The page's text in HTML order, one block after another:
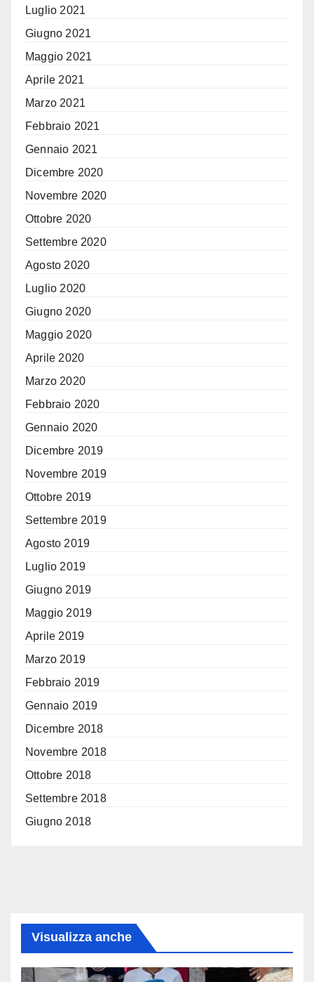
Luglio 2021
Giugno 2021
Maggio 2021
Aprile 2021
Marzo 2021
Febbraio 2021
Gennaio 2021
Dicembre 2020
Novembre 2020
Ottobre 2020
Settembre 2020
Agosto 2020
Luglio 2020
Giugno 2020
Maggio 2020
Aprile 2020
Marzo 2020
Febbraio 2020
Gennaio 2020
Dicembre 2019
Novembre 2019
Ottobre 2019
Settembre 2019
Agosto 2019
Luglio 2019
Giugno 2019
Maggio 2019
Aprile 2019
Marzo 2019
Febbraio 2019
Gennaio 2019
Dicembre 2018
Novembre 2018
Ottobre 2018
Settembre 2018
Giugno 2018
Visualizza anche